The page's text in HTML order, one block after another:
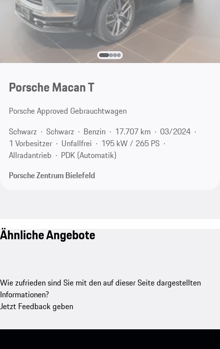
Porsche Macan T
Porsche Approved Gebrauchtwagen
Schwarz
Schwarz Benzin 17.707 km
03/2024
1 Vorbesitzer
Unfallfrei
195 kW / 265 PS
Allradantrieb
PDK (Automatik)
Porsche Zentrum Bielefeld
Ähnliche Angebote
Wie zufrieden sind Sie mit den auf dieser Seite dargestellten
Informationen?
Jetzt Feedback geben